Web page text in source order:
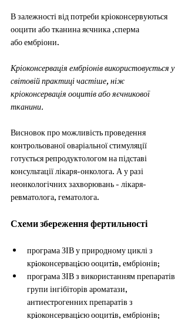
В залежності від потреби кріоконсервуються
ооцити або тканина яєчника ,сперма
або ембріони.
Кріоконсервація ембріонів використовується у
світовій практиці частіше, ніж
кріоконсервація ооцитів або яєчникової
тканини.
Висновок про можливість проведення
контрольованої оваріальної стимуляції
готується репродуктологом на підставі
консультації лікаря-онколога. А у разі
неонкологічних захворювань - лікаря-
ревматолога, гематолога.
Схеми збереження фертильності
програма ЗІВ у природному циклі з
крiоконсервацiєю ооцитiв, ембріонів;
програма ЗІВ з використанням препаратів
групи інгібіторів ароматази,
антиестрогенних препаратів з